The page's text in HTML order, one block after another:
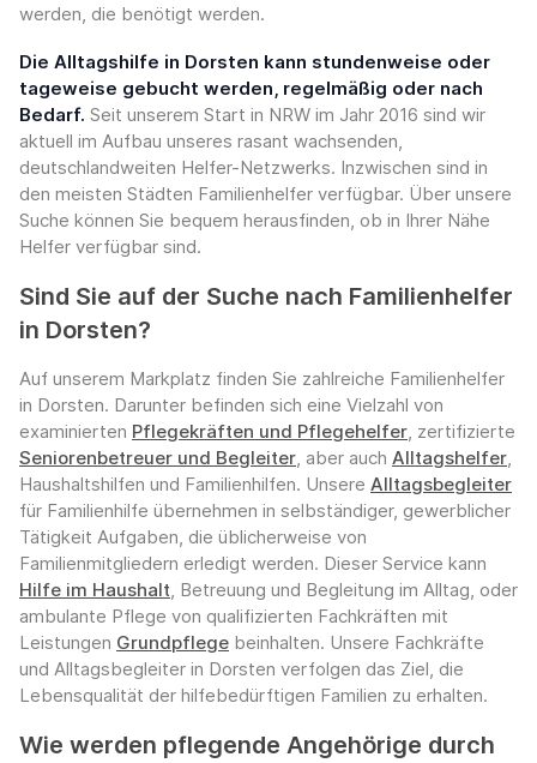
werden, die benötigt werden.
Die Alltagshilfe in Dorsten kann stundenweise oder
tageweise gebucht werden, regelmäßig oder nach
Bedarf. Seit unserem Start in NRW im Jahr 2016 sind wir
aktuell im Aufbau unseres rasant wachsenden,
deutschlandweiten Helfer-Netzwerks. Inzwischen sind in
den meisten Städten Familienhelfer verfügbar. Über unsere
Suche können Sie bequem herausfinden, ob in Ihrer Nähe
Helfer verfügbar sind.
Sind Sie auf der Suche nach Familienhelfer
in Dorsten?
Auf unserem Markplatz finden Sie zahlreiche Familienhelfer
in Dorsten. Darunter befinden sich eine Vielzahl von
examinierten Pflegekräften und Pflegehelfer, zertifizierte
Seniorenbetreuer und Begleiter, aber auch Alltagshelfer,
Haushaltshilfen und Familienhilfen. Unsere Alltagsbegleiter
für Familienhilfe übernehmen in selbständiger, gewerblicher
Tätigkeit Aufgaben, die üblicherweise von
Familienmitgliedern erledigt werden. Dieser Service kann
Hilfe im Haushalt, Betreuung und Begleitung im Alltag, oder
ambulante Pflege von qualifizierten Fachkräften mit
Leistungen Grundpflege beinhalten. Unsere Fachkräfte
und Alltagsbegleiter in Dorsten verfolgen das Ziel, die
Lebensqualität der hilfebedürftigen Familien zu erhalten.
Wie werden pflegende Angehörige durch